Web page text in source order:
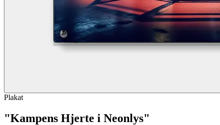
Plakat
"Kampens Hjerte i Neonlys"